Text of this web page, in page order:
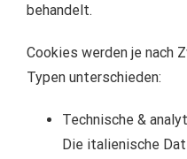
behandelt.
Cookies werden je nach
Typen unterschieden:
Technische &
Die italienische